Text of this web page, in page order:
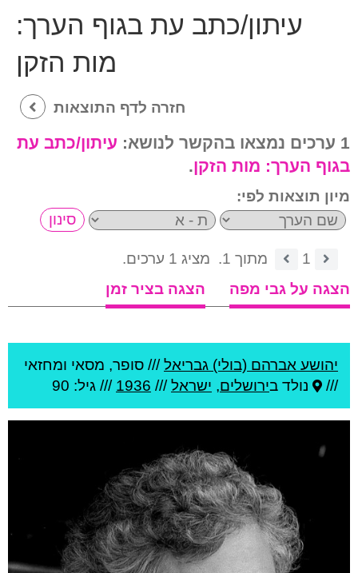
עיתון/כתב עת בגוף הערך:
מות הזקן
חזרה לדף התוצאות
1 ערכים נמצאו בהקשר לנושא:
עיתון/כתב עת
בגוף הערך: מות הזקן.
מיון תוצאות לפי:
1 מתוך 1.
מציג 1 ערכים.
הצגה על גבי מפה
הצגה בציר זמן
יהושע אברהם (בולי) גבריאל/// סופר, מסאי ומחזאי
///
נולד בירושלים, ישראל///
1936 /// גיל: 90